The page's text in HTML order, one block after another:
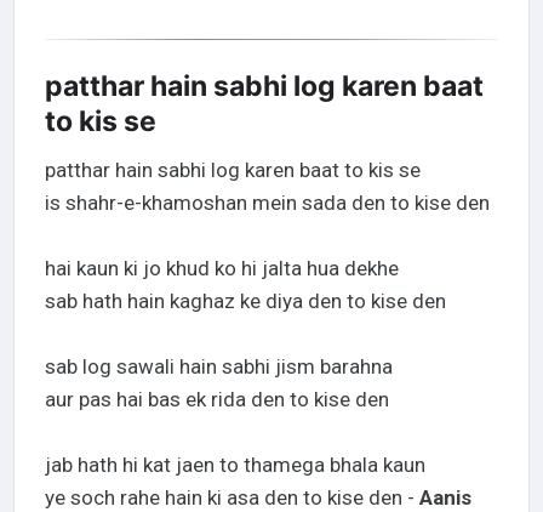
patthar hain sabhi log karen baat
to kis se
patthar hain sabhi log karen baat to kis se
is shahr-e-khamoshan mein sada den to kise den
hai kaun ki jo khud ko hi jalta hua dekhe
sab hath hain kaghaz ke diya den to kise den
sab log sawali hain sabhi jism barahna
aur pas hai bas ek rida den to kise den
jab hath hi kat jaen to thamega bhala kaun
ye soch rahe hain ki asa den to kise den - Aanis